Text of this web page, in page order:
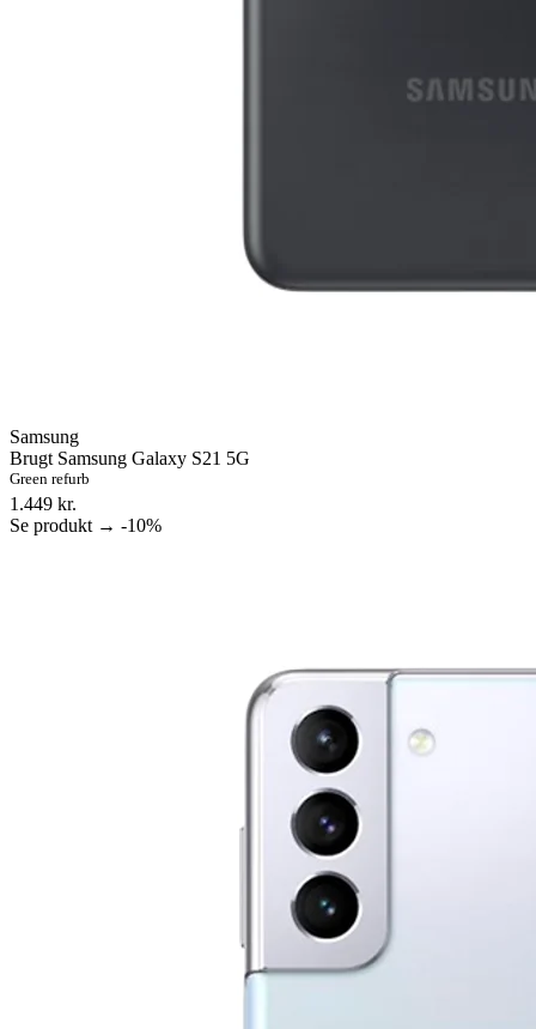
Samsung
Brugt Samsung Galaxy S21 5G
Green refurb
1.449 kr.
Se produkt → -10%